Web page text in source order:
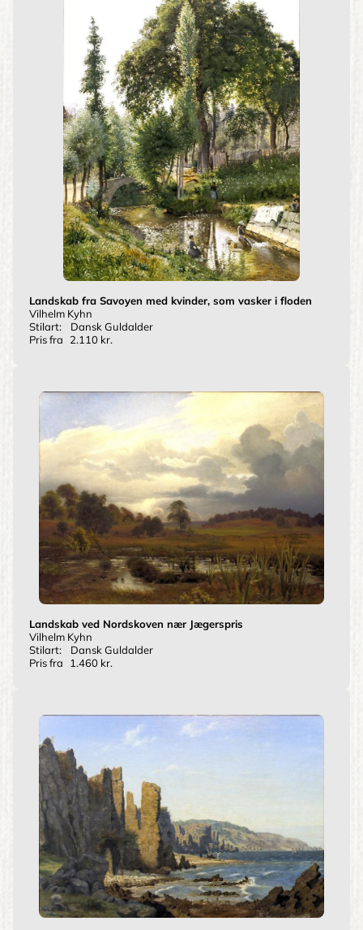
Landskab fra Savoyen med kvinder, som vasker i floden
Vilhelm Kyhn
Stilart:
Dansk Guldalder
Pris fra
2.110 kr.
Landskab ved Nordskoven nær Jægerspris
Vilhelm Kyhn
Stilart:
Dansk Guldalder
Pris fra
1.460 kr.